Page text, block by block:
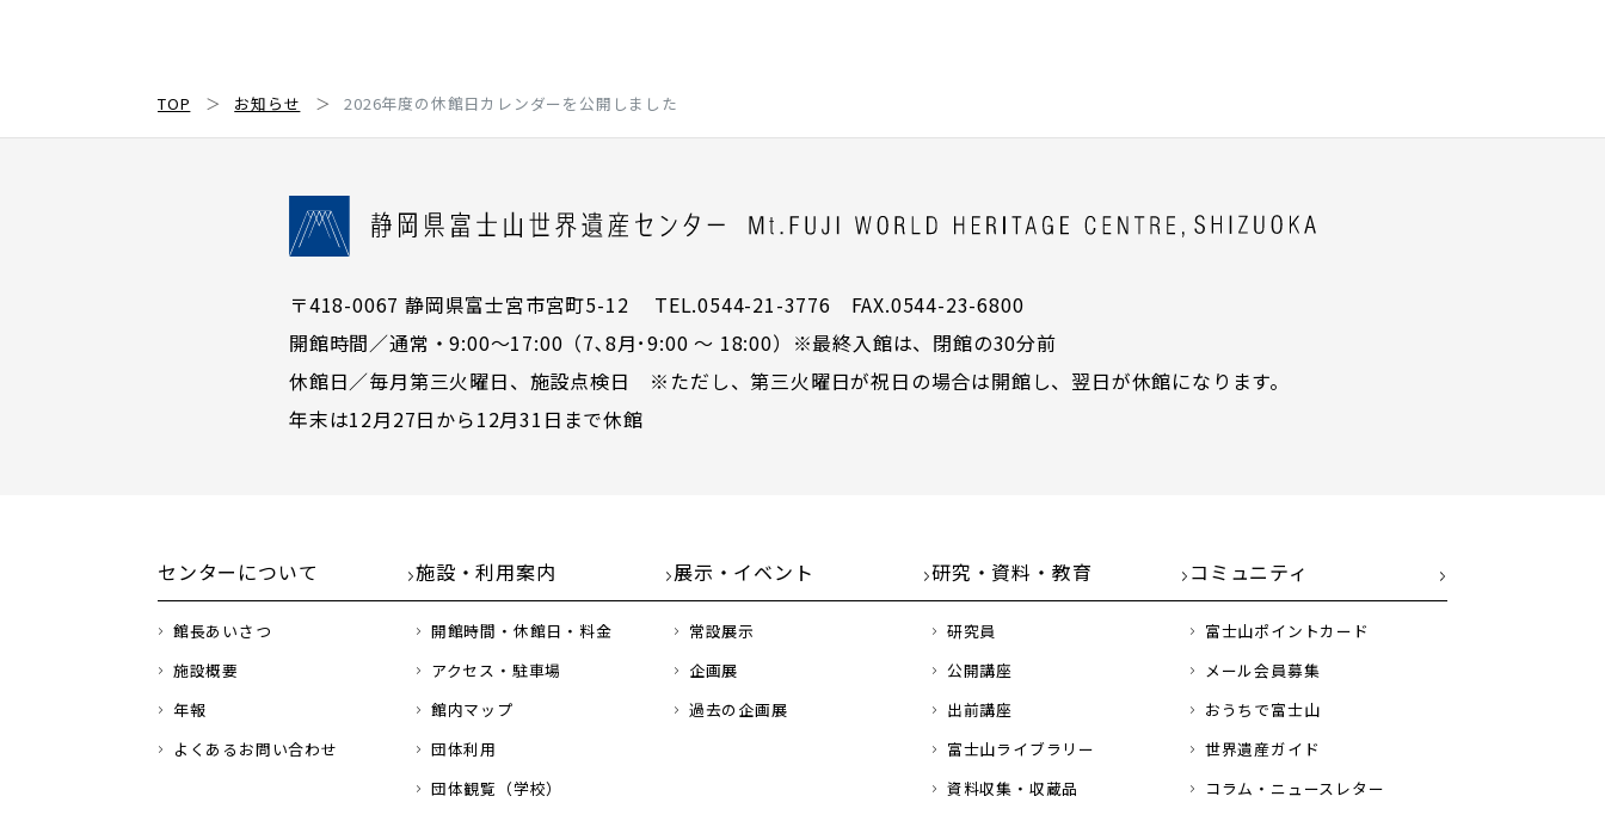
TOP お知らせ 2026年度の休館日カレンダーを公開しました
〒418-0067 静岡県富士宮市宮町5-12 TEL.0544-21-3776 FAX.0544-23-6800
開館時間／通常・9:00〜17:00（7､8月･9:00 ～ 18:00）※最終入館は、閉館の30分前
休館日／毎月第三火曜日、施設点検日 ※ただし、第三火曜日が祝日の場合は開館し、翌日が休館になります。
年末は12月27日から12月31日まで休館
センターについて
館長あいさつ
施設概要
年報
よくあるお問い合わせ
施設・利用案内
開館時間・休館日・料金
アクセス・駐車場
館内マップ
団体利用
団体観覧（学校）
展示・イベント
常設展示
企画展
過去の企画展
研究・資料・教育
研究員
公開講座
出前講座
富士山ライブラリー
資料収集・収蔵品
コミュニティ
富士山ポイントカード
メール会員募集
おうちで富士山
世界遺産ガイド
コラム・ニュースレター